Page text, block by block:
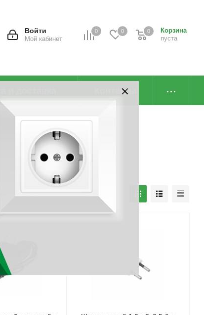
0 0
Корзина
пуста
0
Войти
Мой кабинет
Контакты